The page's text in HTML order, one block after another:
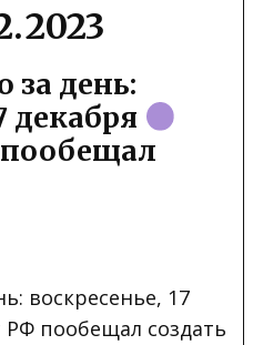
за день:
декабря
воскресенье, 17
РФ пообещал создать